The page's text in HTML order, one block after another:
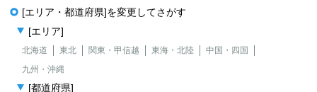
[エリア・都道府県]を変更してさがす
[エリア]
北海道 東北 関東・甲信越 東海・北陸
中国・四国
九州・沖縄
[都道府県]